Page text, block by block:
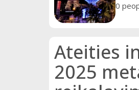
0
Ateities
2025